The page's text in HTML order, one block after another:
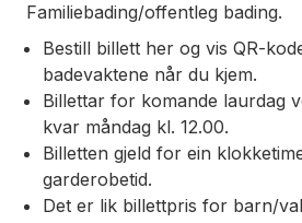
Familiebading/offentleg bading.
Bestill billett her og vis QR-
badevaktene når du kjem.
Billettar for komande laurdag
kvar måndag kl. 12.00.
Billetten gjeld for ein
garderobetid.
Det er lik billettpris for barn/